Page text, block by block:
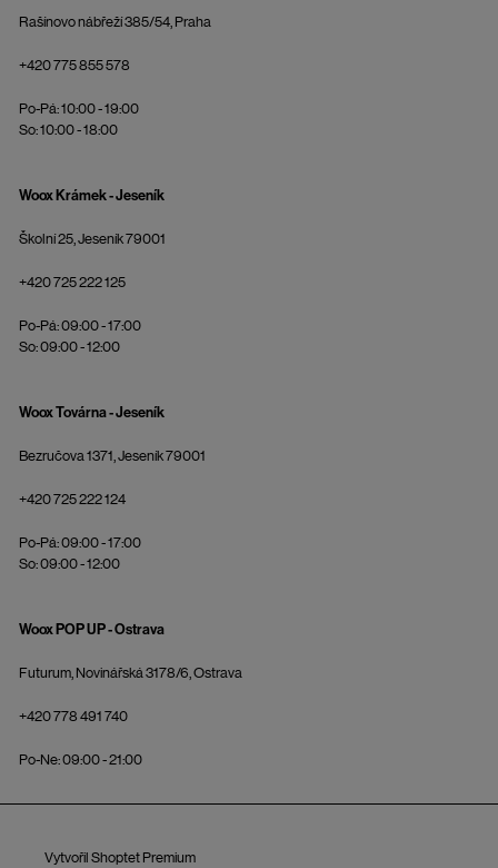
Rašínovo nábřeží 385/54, Praha
+420 775 855 578
Po-Pá: 10:00 - 19:00
So: 10:00 - 18:00
Woox Krámek - Jeseník
Školní 25, Jeseník 79001
+420 725 222 125
Po-Pá: 09:00 - 17:00
So: 09:00 - 12:00
Woox Továrna - Jeseník
Bezručova 1371, Jeseník 79001
+420 725 222 124
Po-Pá: 09:00 - 17:00
So: 09:00 - 12:00
Woox POP UP - Ostrava
Futurum, Novinářská 3178/6, Ostrava
+420 778 491 740
Po-Ne: 09:00 - 21:00
Vytvořil Shoptet Premium